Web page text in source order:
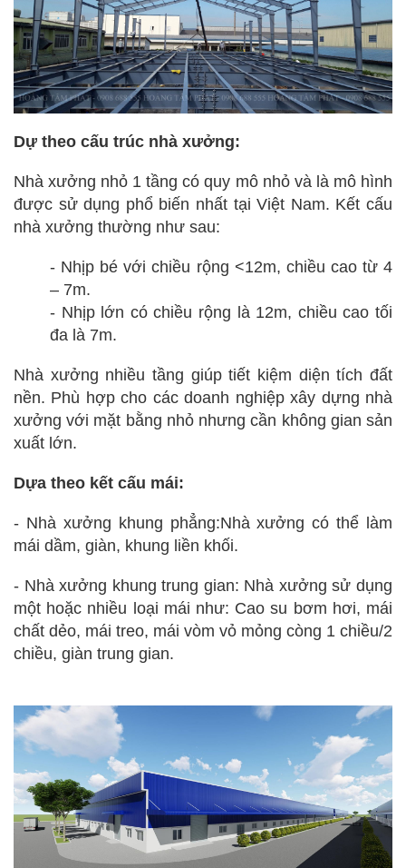
Dự theo cấu trúc nhà xưởng:
Nhà xưởng nhỏ 1 tầng có quy mô nhỏ và là mô hình
được sử dụng phổ biến nhất tại Việt Nam. Kết cấu
nhà xưởng thường như sau:
- Nhịp bé với chiều rộng <12m, chiều cao từ 4
– 7m.
- Nhịp lớn có chiều rộng là 12m, chiều cao tối
đa là 7m.
Nhà xưởng nhiều tầng giúp tiết kiệm diện tích đất
nền. Phù hợp cho các doanh nghiệp xây dựng nhà
xưởng với mặt bằng nhỏ nhưng cần không gian sản
xuất lớn.
Dựa theo kết cấu mái:
- Nhà xưởng khung phẳng:Nhà xưởng có thể làm
mái dầm, giàn, khung liền khối.
- Nhà xưởng khung trung gian: Nhà xưởng sử dụng
một hoặc nhiều loại mái như: Cao su bơm hơi, mái
chất dẻo, mái treo, mái vòm vỏ mỏng còng 1 chiều/2
chiều, giàn trung gian.